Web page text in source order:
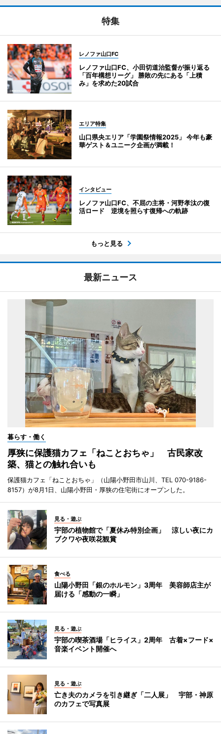
特集
レノファ山口FC
レノファ山口FC、小田切道治監督が振り返る
「百年構想リーグ」 勝敗の先にある「上積
み」を求めた20試合
エリア特集
山口県央エリア「学園祭情報2025」 今年も豪
華ゲスト＆ユニーク企画が満載！
インタビュー
レノファ山口FC、不屈の主将・河野孝汰の復
活ロード 逆境を照らす復帰への軌跡
もっと見る
最新ニュース
暮らす・働く
厚狭に保護猫カフェ「ねことおちゃ」 古民家改
築、猫との触れ合いも
保護猫カフェ「ねことおちゃ」（山陽小野田市山川、TEL 070-9186-
8157）が8月1日、山陽小野田・厚狭の住宅街にオープンした。
見る・遊ぶ
宇部の植物館で「夏休み特別企画」 涼しい夜にカ
ブクワや夜咲花観賞
食べる
山陽小野田「銀のホルモン」3周年 美容師店主が
届ける「感動の一瞬」
見る・遊ぶ
宇部の喫茶酒場「ヒライス」2周年 古着×フード×
音楽イベント開催へ
見る・遊ぶ
亡き夫のカメラを引き継ぎ「二人展」 宇部・神原
のカフェで写真展